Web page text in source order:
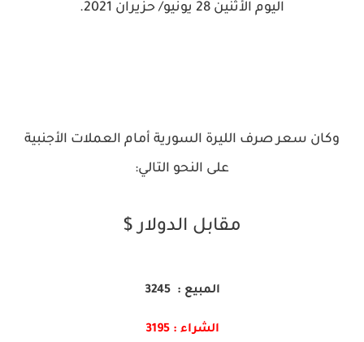
اليوم الأثنين 28 يونيو/ حزيران 2021.
وكان سعر صرف الليرة السورية أمام العملات الأجنبية
على النحو التالي:
مقابل الدولار $
المبيع : 3245
الشراء : 3195